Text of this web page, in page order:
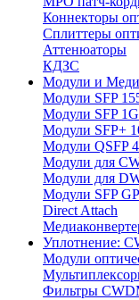
Коннекторы
Сплиттеры
Аттенюаторы
КДЗС
Модули и
Модули SFP
Модули SFP
Модули SFP+
Модули QSFP
Модули для
Модули для
Модули SFP
Direct Attach
Уплотнение:
Модули
Фильтры